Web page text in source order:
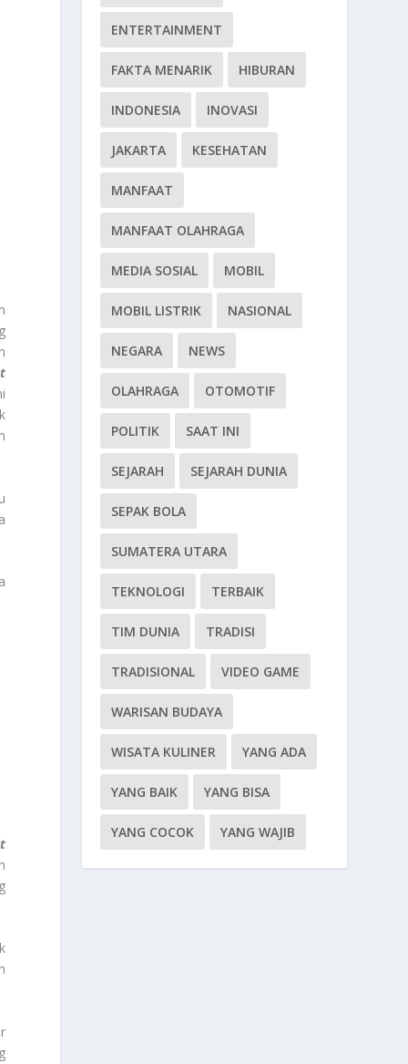
ENTERTAINMENT
FAKTA MENARIK HIBURAN
INDONESIA INOVASI
JAKARTA KESEHATAN
MANFAAT
MANFAAT OLAHRAGA
MEDIA SOSIAL MOBIL
MOBIL LISTRIK NASIONAL
NEGARA NEWS
OLAHRAGA OTOMOTIF
POLITIK SAAT INI
SEJARAH SEJARAH DUNIA
SEPAK BOLA
SUMATERA UTARA
TEKNOLOGI TERBAIK
TIM DUNIA TRADISI
TRADISIONAL VIDEO GAME
WARISAN BUDAYA
WISATA KULINER YANG ADA
YANG BAIK YANG BISA
YANG COCOK YANG WAJIB